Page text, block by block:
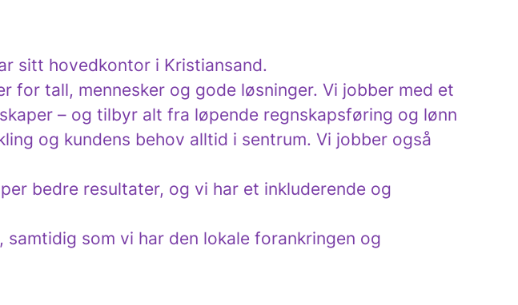
sitt hovedkontor i Kristiansand.
for tall, mennesker og gode løsninger. Vi jobber med et
– og tilbyr alt fra løpende regnskapsføring og lønn
og kundens behov alltid i sentrum. Vi jobber også
bedre resultater, og vi har et inkluderende og
som vi har den lokale forankringen og